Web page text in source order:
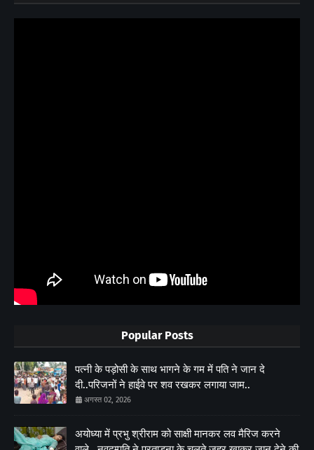
Popular Posts
पत्नी के पड़ोसी के साथ भागने के गम में पति ने जान दे
दी..परिजनों ने हाईवे पर शव रखकर लगाया जाम..
अगस्त 02, 2026
अयोध्या में प्रभु श्रीराम को साक्षी मानकर लव मैरिज करने